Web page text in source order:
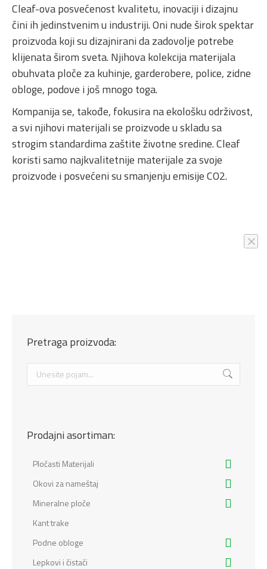
Cleaf-ova posvećenost kvalitetu, inovaciji i dizajnu
čini ih jedinstvenim u industriji. Oni nude širok spektar
proizvoda koji su dizajnirani da zadovolje potrebe
klijenata širom sveta. Njihova kolekcija materijala
obuhvata ploče za kuhinje, garderobere, police, zidne
obloge, podove i još mnogo toga.
Kompanija se, takođe, fokusira na ekološku održivost,
a svi njihovi materijali se proizvode u skladu sa
strogim standardima zaštite životne sredine. Cleaf
koristi samo najkvalitetnije materijale za svoje
proizvode i posvećeni su smanjenju emisije CO2.
Pretraga proizvoda:
Search:
Prodajni asortiman:
Pločasti Materijali
Okovi za nameštaj
Mineralne ploče
Kant trake
Podne obloge
Lepkovi i čistači